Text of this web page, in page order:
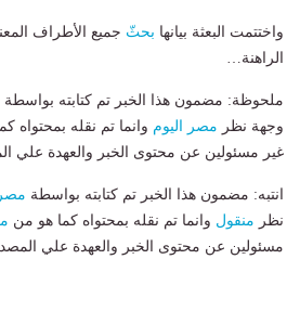
واختتمت البعثة بيانها بحث
جميع الأطراف
الراهنة…
ملحوظة: مضمون هذا الخبر تم كتابته بواسطة
وجهة نظر مصر اليوم وانما تم نقله بمحتواه
غير مسئولين عن محتوى الخبر والعهدة علي
انتبه: مضمون هذا الخبر تم كتابته بواسطة مصر
نظر منقول وانما تم نقله بمحتواه كما هو من
مسئولين عن محتوى الخبر والعهدة علي